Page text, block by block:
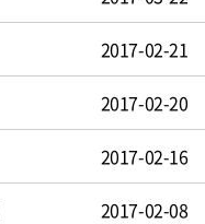
2017-02-21
2017-02-20
2017-02-16
2017-02-08